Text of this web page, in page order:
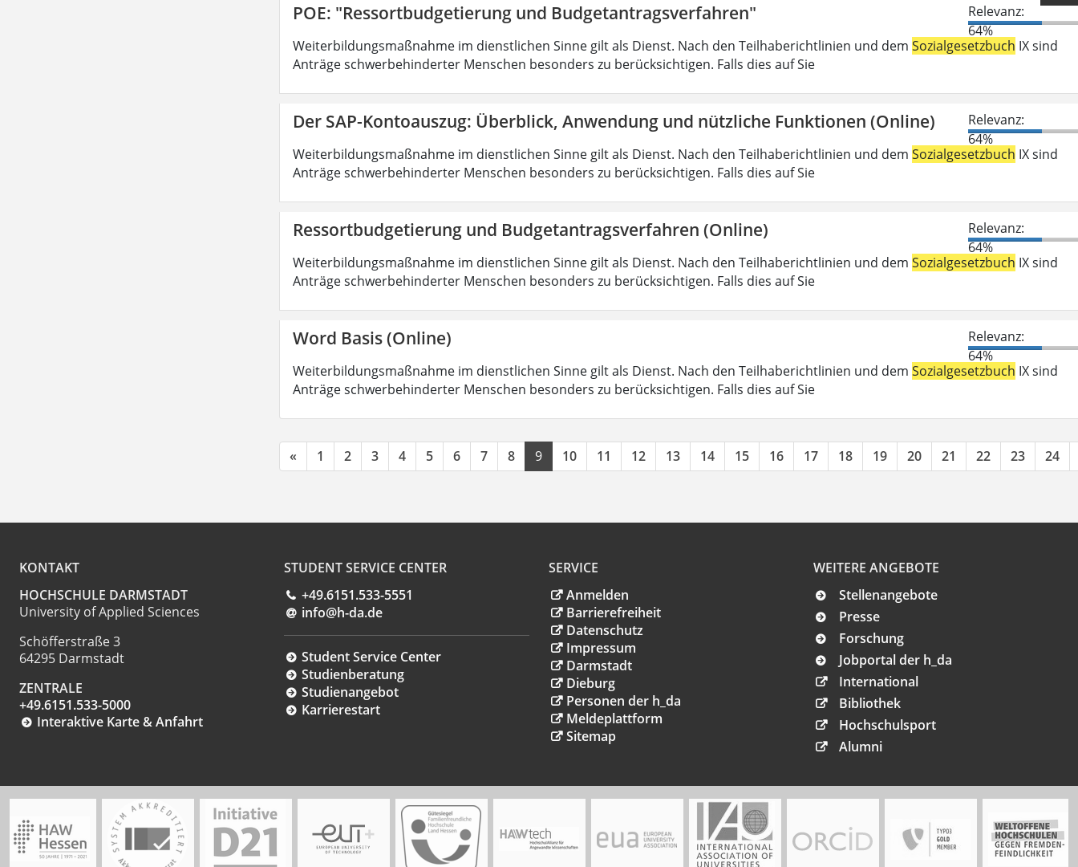
POE: "Ressortbudgetierung und Budgetantragsverfahren"
Relevanz:
64%
Weiterbildungsmaßnahme im dienstlichen Sinne gilt als Dienst. Nach den Teilhaberichtlinien und dem Sozialgesetzbuch IX sind
Anträge schwerbehinderter Menschen besonders zu berücksichtigen. Falls dies auf Sie
Der SAP-Kontoauszug: Überblick, Anwendung und nützliche Funktionen (Online)
Relevanz:
64%
Weiterbildungsmaßnahme im dienstlichen Sinne gilt als Dienst. Nach den Teilhaberichtlinien und dem Sozialgesetzbuch IX sind
Anträge schwerbehinderter Menschen besonders zu berücksichtigen. Falls dies auf Sie
Ressortbudgetierung und Budgetantragsverfahren (Online)
Relevanz:
64%
Weiterbildungsmaßnahme im dienstlichen Sinne gilt als Dienst. Nach den Teilhaberichtlinien und dem Sozialgesetzbuch IX sind
Anträge schwerbehinderter Menschen besonders zu berücksichtigen. Falls dies auf Sie
Word Basis (Online)
Relevanz:
64%
Weiterbildungsmaßnahme im dienstlichen Sinne gilt als Dienst. Nach den Teilhaberichtlinien und dem Sozialgesetzbuch IX sind
Anträge schwerbehinderter Menschen besonders zu berücksichtigen. Falls dies auf Sie
« 1 2 3 4 5 6 7 8 9 10 11 12 13 14 15 16 17 18 19 20 21 22 23 24
KONTAKT
HOCHSCHULE DARMSTADT
University of Applied Sciences
Schöfferstraße 3
64295 Darmstadt
ZENTRALE
+49.6151.533-5000
Interaktive Karte & Anfahrt
STUDENT SERVICE CENTER
+49.6151.533-5551
info@h-da.de
Student Service Center
Studienberatung
Studienangebot
Karrierestart
SERVICE
Anmelden
Barrierefreiheit
Datenschutz
Impressum
Darmstadt
Dieburg
Personen der h_da
Meldeplattform
Sitemap
WEITERE ANGEBOTE
Stellenangebote
Presse
Forschung
Jobportal der h_da
International
Bibliothek
Hochschulsport
Alumni